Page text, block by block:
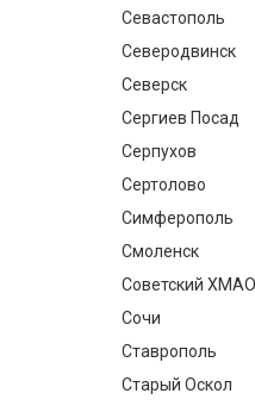
Севастополь
Северодвинск
Северск
Сергиев Посад
Серпухов
Сертолово
Симферополь
Смоленск
Советский ХМАО
Сочи
Ставрополь
Старый Оскол